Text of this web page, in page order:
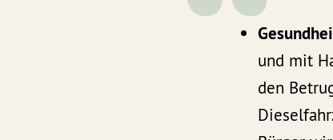
und mit
den